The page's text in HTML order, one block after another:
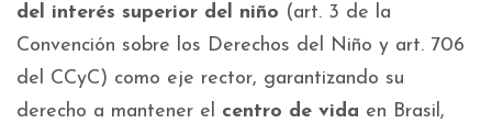
del interés superior del niño (art. 3 de la
Convención sobre los Derechos del Niño y art. 706
del CCyC) como eje rector, garantizando su
derecho a mantener el centro de vida en Brasil,